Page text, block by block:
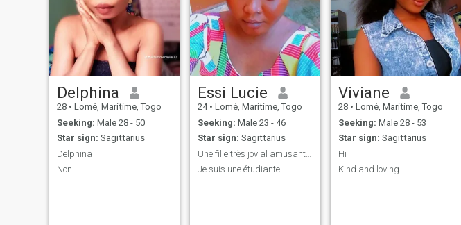
Delphina
28 • Lomé, Maritime, Togo
Seeking: Male 28 - 50
Star sign: Sagittarius
Delphina
Non
Essi Lucie
24 • Lomé, Maritime, Togo
Seeking: Male 23 - 46
Star sign: Sagittarius
Une fille très jovial amusante et sérieux
Je suis une étudiante
Viviane
28 • Lomé, Maritime, Togo
Seeking: Male 28 - 53
Star sign: Sagittarius
Hi
Kind and loving